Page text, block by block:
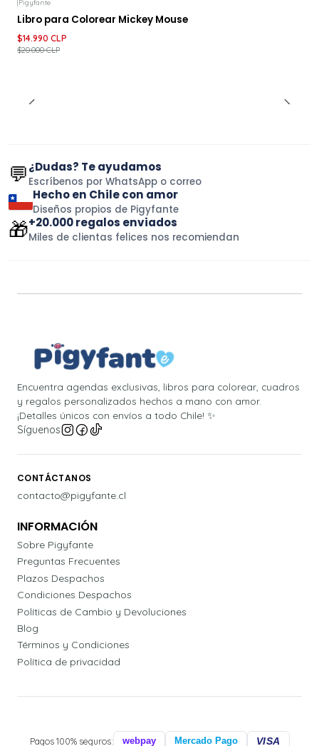
DESCUENTO
|Pigyfante
Libro para Colorear Mickey Mouse
$14.990 CLP
$20.000 CLP
💬¿Dudas? Te ayudamos
Escríbenos por WhatsApp o correo
Hecho en Chile con amor
Diseños propios de Pigyfante
🎁+20.000 regalos enviados
Miles de clientas felices nos recomiendan
Encuentra agendas exclusivas, libros para colorear, cuadros
y regalos personalizados hechos a mano con amor.
¡Detalles únicos con envíos a todo Chile! ✨
Síguenos
CONTÁCTANOS
contacto@pigyfante.cl
INFORMACIÓN
Sobre Pigyfante
Preguntas Frecuentes
Plazos Despachos
Condiciones Despachos
Políticas de Cambio y Devoluciones
Blog
Términos y Condiciones
Política de privacidad
Pagos 100% seguros: webpay Mercado Pago VISA